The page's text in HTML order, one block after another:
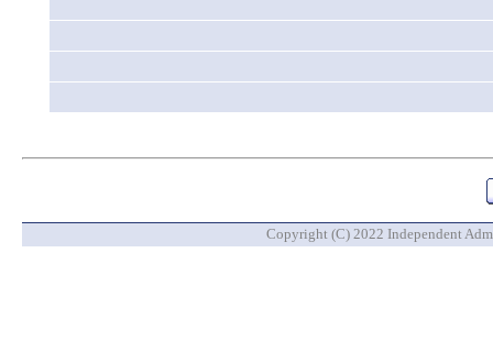
Copyright (C) 2022 Independent